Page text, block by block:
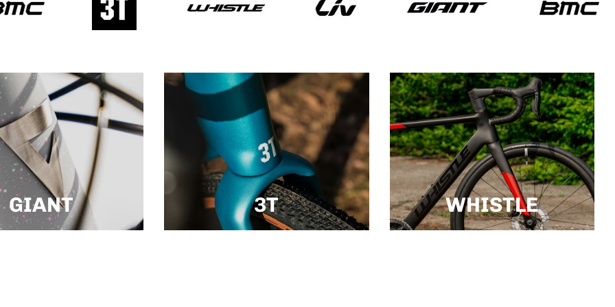
GIANT 3T WHISTLE